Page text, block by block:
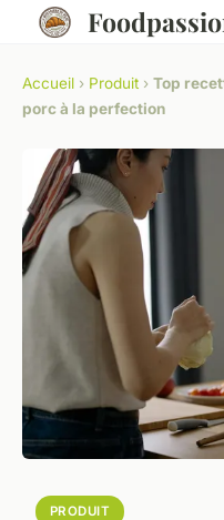
Accueil › Produit › Top
porc à la perfection
PRODUIT